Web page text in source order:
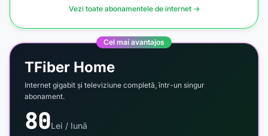
Vezi toate abonamentele de internet →
Cel mai avantajos
TFiber Home
Internet gigabit și televiziune completă, într-un singur
abonament.
80Lei / lună